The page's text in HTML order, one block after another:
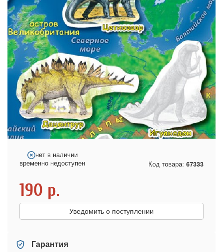
нет в наличии
временно недоступен
Код товара: 67333
190 р.
Уведомить о поступлении
Гарантия